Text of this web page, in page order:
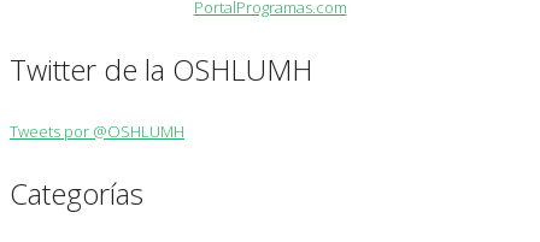
Twitter de la OSHLUMH
Tweets por @OSHLUMH
Categorías